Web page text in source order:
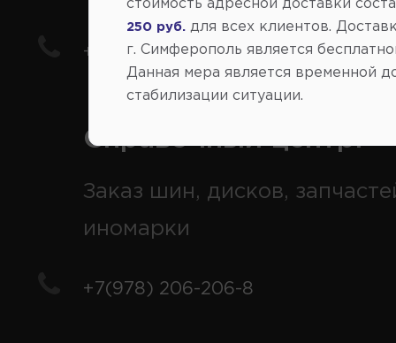
+7(978) 206-206-5
Справочный центр:
Заказ шин, дисков,
иномарки
+7(978) 206-206-8
стоимость адресной доставки
250 руб. для всех клиентов.
г. Симферополь является
Данная мера является временной
стабилизации ситуации.